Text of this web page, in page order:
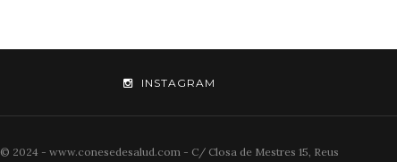
INSTAGRAM
© 2024 - www.conesedesalud.com - C/ Closa de Mestres 15, Reus